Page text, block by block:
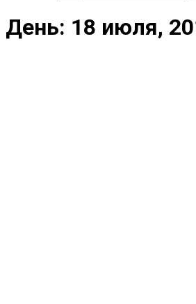
День: 18 июля,